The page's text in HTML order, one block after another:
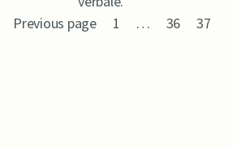
Previous page
1 … 36 37